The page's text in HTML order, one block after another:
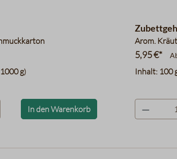
g)
In den Warenkorb
Arom.
Inhalt: 100
5,95 €*